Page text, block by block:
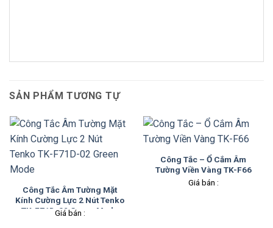
SẢN PHẨM TƯƠNG TỰ
Công Tắc Âm Tường Mặt
Kính Cường Lực 2 Nút Tenko
TK-F71D-02 Green Mode
Giá bán :
Công Tắc – Ổ Cắm Âm
Tường Viền Vàng TK-F66
Giá bán :